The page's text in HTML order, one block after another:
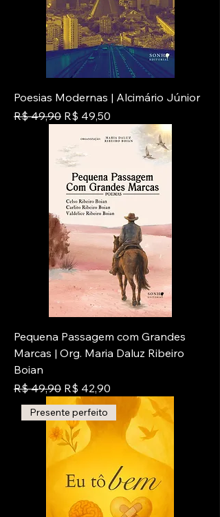
Poesias Modernas | Alcimário Júnior
Preço normal
R$ 49,90 Preço promocional
R$ 49,50
Pequena Passagem com Grandes
Marcas | Org. Maria Daluz Ribeiro
Boian
Preço normal
R$ 49,90 Preço promocional
R$ 42,90
Presente perfeito